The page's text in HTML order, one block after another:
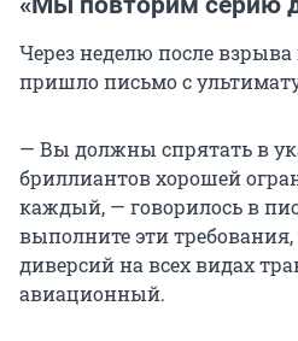
Через неделю после
пришло письмо с
— Вы должны спрятать в
бриллиантов хорошей
каждый, — говорилось в
выполните эти
диверсий на всех видах
авиационный.